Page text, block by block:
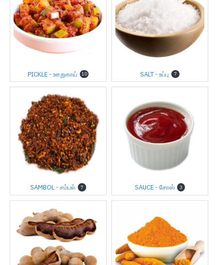
PICKLE - ஊறுகாய் 10 SALT - உப்பு 7
SAMBOL - சம்பல் 7 SAUCE - சோஸ் 3